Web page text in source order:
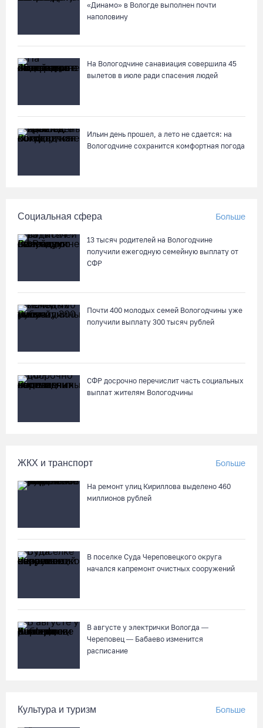
Шестеро вологодских школьников поедут в путешествие по
05.08.26 / 09:01
В августе медики «Здравдесанта» продолжат работу в
Город Кириллов отметил свой 250-летний юбилей открытием
04.08.26 / 17:45
Сотрудники колонии в Шексне предотвратили доставку
заключенным 11 телефонов
04.08.26 / 17:18
04.08.26 / 17:01
вечерней Вологды»
Слетели в кювет: под Вологдой фургон врезался в трактор
04.08.26 / 16:26
04.08.26 / 15:55
Алина Замараева сменила статус игрока на помощника
Как увеличить кредитный лимит по карте
Музей кружева со скидкой
«Динамо» в Вологде выполнен почти
наполовину
На Вологодчине санавиация совершила 45
вылетов в июле ради спасения людей
Ильин день прошел, а лето не сдается: на
Вологодчине сохранится комфортная погода
Социальная сфера Больше
13 тысяч родителей на Вологодчине
получили ежегодную семейную выплату от
СФР
Почти 400 молодых семей Вологодчины уже
получили выплату 300 тысяч рублей
СФР досрочно перечислит часть социальных
выплат жителям Вологодчины
ЖКХ и транспорт Больше
На ремонт улиц Кириллова выделено 460
миллионов рублей
В поселке Суда Череповецкого округа
начался капремонт очистных сооружений
В августе у электрички Вологда —
Череповец — Бабаево изменится
расписание
Культура и туризм Больше